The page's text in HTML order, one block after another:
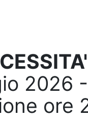
2026
ore